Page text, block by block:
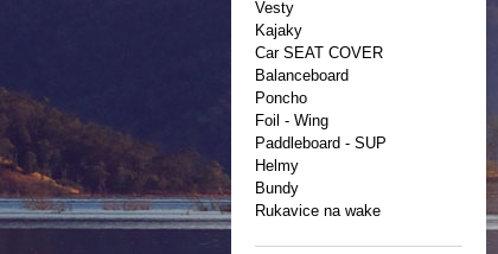
Vesty
Kajaky
Car SEAT COVER
Balanceboard
Poncho
Foil - Wing
Paddleboard - SUP
Helmy
Bundy
Rukavice na wake